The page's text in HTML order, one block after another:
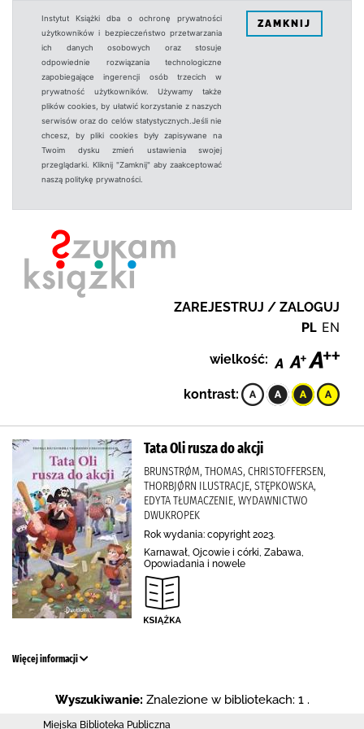
Instytut Książki dba o ochronę prywatności
użytkowników i bezpieczeństwo przetwarzania
ich danych osobowych oraz stosuje
odpowiednie rozwiązania technologiczne
zapobiegające ingerencji osób trzecich w
prywatność użytkowników. Używamy także
plików cookies, by ułatwić korzystanie z naszych
serwisów oraz do celów statystycznych.Jeśli nie
chcesz, by pliki cookies były zapisywane na
Twoim dysku zmień ustawienia swojej
przeglądarki. Kliknij "Zamknij" aby zaakceptować
naszą politykę prywatności.
ZAMKNIJ
ZAREJESTRUJ / ZALOGUJ
PL EN
wielkość:
kontrast:
Tata Oli rusza do akcji
BRUNSTRØM, THOMAS, CHRISTOFFERSEN,
THORBJØRN ILUSTRACJE, STĘPKOWSKA,
EDYTA TŁUMACZENIE, WYDAWNICTWO
DWUKROPEK
Rok wydania: copyright 2023.
Karnawał, Ojcowie i córki, Zabawa,
Opowiadania i nowele
Więcej informacji
Wyszukiwanie: Znalezione w bibliotekach: 1 .
Miejska Biblioteka Publiczna